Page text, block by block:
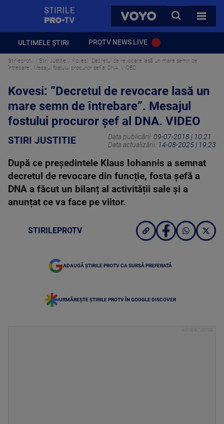
VOYO
CAUTA
TOATE
ULTIMELE ȘTIRI PROTV NEWS LIVE
Stirileprotv Stiri Justitie
Kovesi: ”Decretul de revocare lasă un mare semn de
întrebare”. Mesajul fostului procuror șef al DNA. VIDEO
Kovesi: ”Decretul de revocare lasă un
mare semn de întrebare”. Mesajul
fostului procuror șef al DNA. VIDEO
STIRI JUSTITIE Data publicării: 09-07-2018 | 10:21
Data actualizării: 14-08-2025 | 19:23
După ce președintele Klaus Iohannis a semnat
decretul de revocare din funcție, fosta șefă a
DNA a făcut un bilanț al activității sale și a
anunțat ce va face pe viitor.
STIRILEPROTV
ADAUGĂ ȘTIRILE PROTV CA SURSĂ PREFERATĂ
URMĂREȘTE ȘTIRILE PROTV ÎN GOOGLE DISCOVER